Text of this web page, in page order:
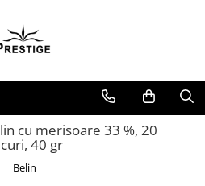
cu merisoare 33 %, 20
40 gr
Belin